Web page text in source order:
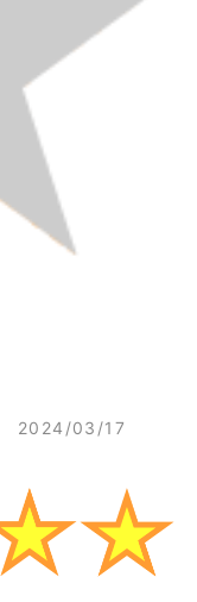
2024/03/17